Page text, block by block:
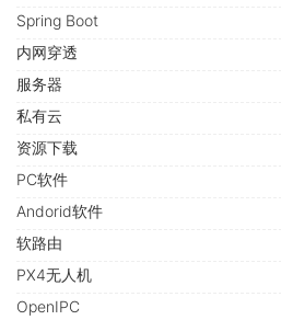
Spring Boot
内网穿透
服务器
私有云
资源下载
PC软件
Andorid软件
软路由
PX4无人机
OpenIPC